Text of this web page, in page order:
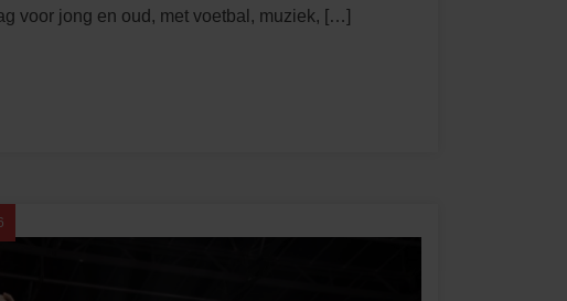
voor jong en oud, met voetbal, muziek, […]